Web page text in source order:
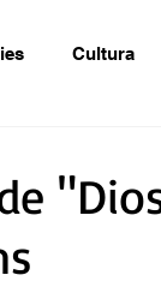
Cultura